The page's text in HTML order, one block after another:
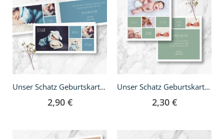
Unser Schatz Geburtskarte - DIN lang Klappkarte
2,90 €
Unser Schatz Geburtskarte - quadratisch
2,30 €